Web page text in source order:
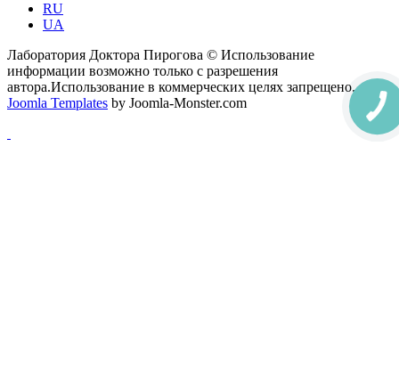
RU
UA
Лаборатория Доктора Пирогова © Использование
информации возможно только с разрешения
автора.Использование в коммерческих целях запрещено.
Joomla Templates by Joomla-Monster.com